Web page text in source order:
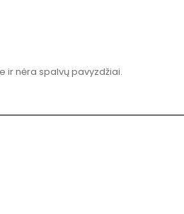
ir nėra spalvų pavyzdžiai.